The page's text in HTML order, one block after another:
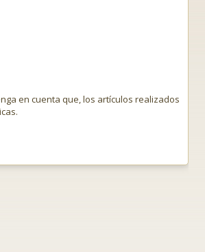
en cuenta que, los artículos realizados